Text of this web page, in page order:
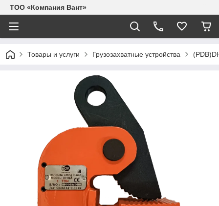
ТОО «Компания Вант»
Товары и услуги Грузозахватные устройства